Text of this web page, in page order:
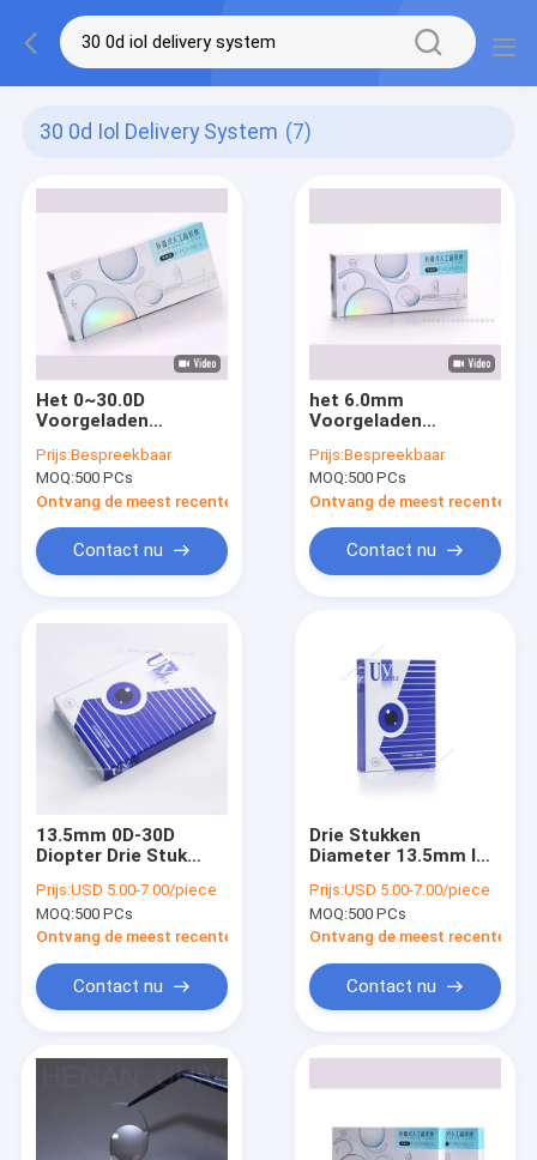
30 0d Iol Delivery System (7)
Het 0~30.0D
Voorgeladen
voor éénmalig
gebruik van de
Lenslevering
Prijs:Bespreekbaar
MOQ:500 PCs
Ontvang de meest recente Prijs
Contact nu
het 6.0mm
Voorgeladen
van de Lens
Asferische IOL
Levering
Prijs:Bespreekbaar
MOQ:500 PCs
Ontvang de meest recente
Contact nu
13.5mm 0D-30D
Diopter Drie Stuk
Latere Asferische
Monofocal IOL
Prijs:USD 5.00-7.00/piece
MOQ:500 PCs
Ontvang de meest recente Prijs
Contact nu
Drie Stukken
Diameter 13.5mm Iol-
Lensmonofocal voor
Cataractchirurgie
Prijs:USD 5.00-7.00/piece
MOQ:500 PCs
Ontvang de meest recente
Contact nu